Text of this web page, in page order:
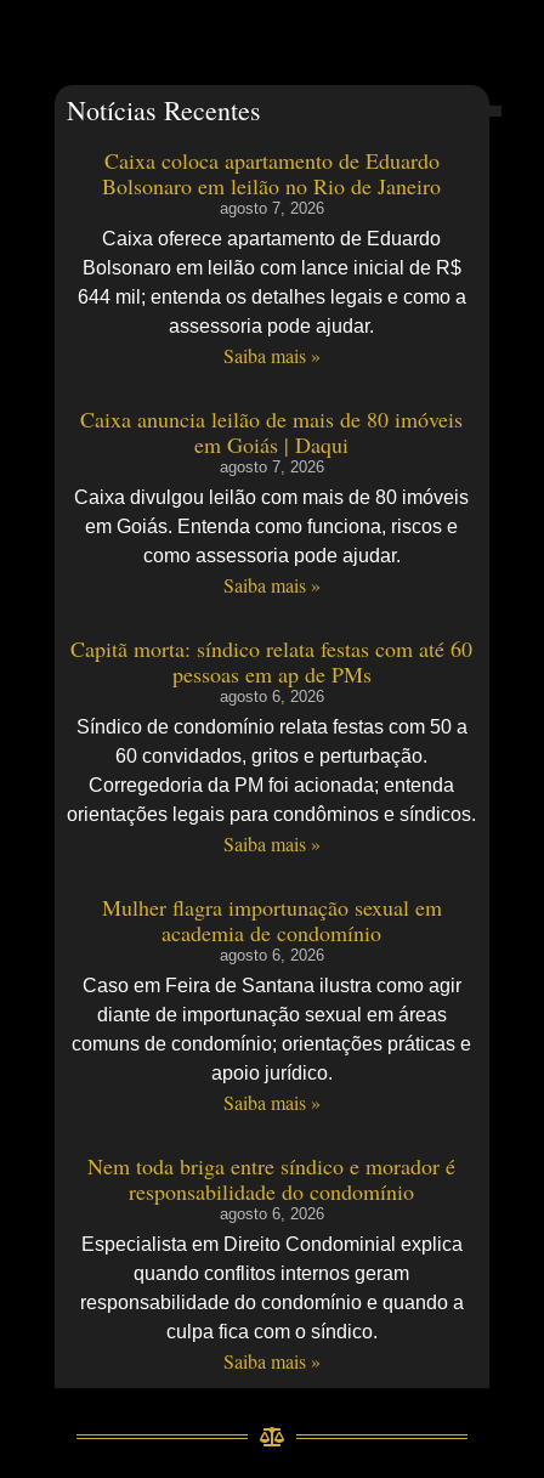
Notícias Recentes
Caixa coloca apartamento de Eduardo
Bolsonaro em leilão no Rio de Janeiro
agosto 7, 2026
Caixa oferece apartamento de Eduardo
Bolsonaro em leilão com lance inicial de R$
644 mil; entenda os detalhes legais e como a
assessoria pode ajudar.
Saiba mais »
Caixa anuncia leilão de mais de 80 imóveis
em Goiás | Daqui
agosto 7, 2026
Caixa divulgou leilão com mais de 80 imóveis
em Goiás. Entenda como funciona, riscos e
como assessoria pode ajudar.
Saiba mais »
Capitã morta: síndico relata festas com até 60
pessoas em ap de PMs
agosto 6, 2026
Síndico de condomínio relata festas com 50 a
60 convidados, gritos e perturbação.
Corregedoria da PM foi acionada; entenda
orientações legais para condôminos e síndicos.
Saiba mais »
Mulher flagra importunação sexual em
academia de condomínio
agosto 6, 2026
Caso em Feira de Santana ilustra como agir
diante de importunação sexual em áreas
comuns de condomínio; orientações práticas e
apoio jurídico.
Saiba mais »
Nem toda briga entre síndico e morador é
responsabilidade do condomínio
agosto 6, 2026
Especialista em Direito Condominial explica
quando conflitos internos geram
responsabilidade do condomínio e quando a
culpa fica com o síndico.
Saiba mais »